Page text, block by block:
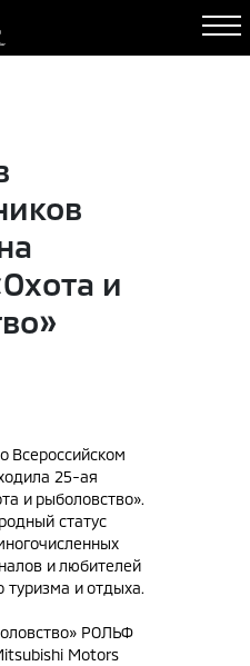
и
Всероссийском
25-ая
и рыболовство».
статус
и любителей
туризма и отдыха.
РОЛЬФ
Motors